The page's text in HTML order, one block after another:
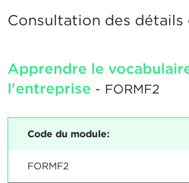
Consultation des détails
Apprendre le
l'entreprise - FORMF2
Code du module:
FORMF2